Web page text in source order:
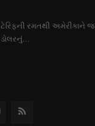
ટેરિફની રમતથી અમેરીકાને
ડોલરનું...